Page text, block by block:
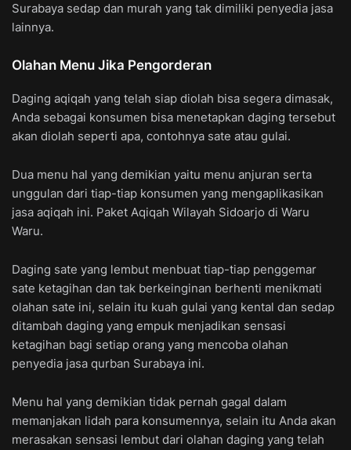
Surabaya sedap dan murah yang tak dimiliki penyedia jasa
lainnya.
Olahan Menu Jika Pengorderan
Daging aqiqah yang telah siap diolah bisa segera dimasak,
Anda sebagai konsumen bisa menetapkan daging tersebut
akan diolah seperti apa, contohnya sate atau gulai.
Dua menu hal yang demikian yaitu menu anjuran serta
unggulan dari tiap-tiap konsumen yang mengaplikasikan
jasa aqiqah ini. Paket Aqiqah Wilayah Sidoarjo di Waru
Waru.
Daging sate yang lembut menbuat tiap-tiap penggemar
sate ketagihan dan tak berkeinginan berhenti menikmati
olahan sate ini, selain itu kuah gulai yang kental dan sedap
ditambah daging yang empuk menjadikan sensasi
ketagihan bagi setiap orang yang mencoba olahan
penyedia jasa qurban Surabaya ini.
Menu hal yang demikian tidak pernah gagal dalam
memanjakan lidah para konsumennya, selain itu Anda akan
merasakan sensasi lembut dari olahan daging yang telah